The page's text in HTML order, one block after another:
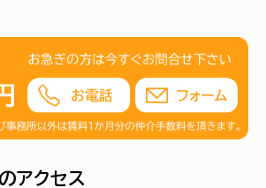
アクセス